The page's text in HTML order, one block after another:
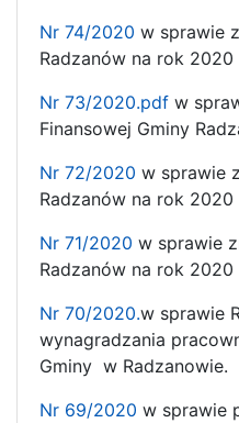
Nr 74/2020 w sprawie
Radzanów na rok 2020
Nr 73/2020.pdf w
Finansowej Gminy
Nr 72/2020 w sprawie
Radzanów na rok 2020
Nr 71/2020 w sprawie
Radzanów na rok 2020
Nr 70/2020.w sprawie
wynagradzania
Gminy w Radzanowie.
Nr 69/2020 w sprawie